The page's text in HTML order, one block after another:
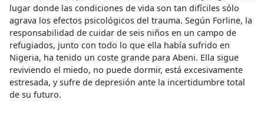
lugar donde las condiciones de vida son tan difíciles sólo
agrava los efectos psicológicos del trauma. Según Forline, la
responsabilidad de cuidar de seis niños en un campo de
refugiados, junto con todo lo que ella había sufrido en
Nigeria, ha tenido un coste grande para Abeni. Ella sigue
reviviendo el miedo, no puede dormir, está excesivamente
estresada, y sufre de depresión ante la incertidumbre total
de su futuro.